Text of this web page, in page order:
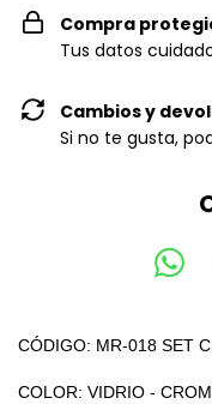
Compra
Tus datos
Cambios y
Si no te gusta,
CÓDIGO: MR-018 SET
COLOR: VIDRIO -